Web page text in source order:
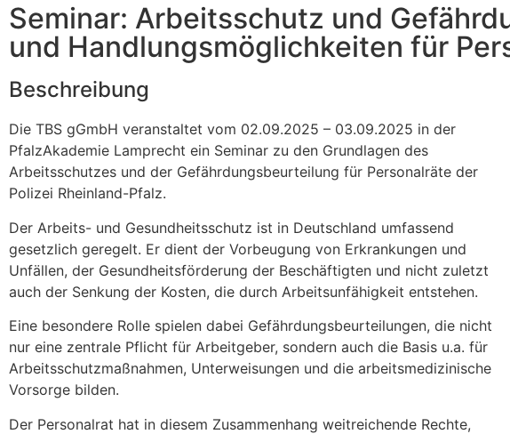
Seminar: Arbeitsschutz und
und Handlungsmöglichkeiten für
Beschreibung
Die TBS gGmbH veranstaltet vom 02.09.2025 – 03.09.2025 in der
PfalzAkademie Lamprecht ein Seminar zu den Grundlagen des
Arbeitsschutzes und der Gefährdungsbeurteilung für Personalräte der
Polizei Rheinland-Pfalz.
Der Arbeits- und Gesundheitsschutz ist in Deutschland umfassend
gesetzlich geregelt. Er dient der Vorbeugung von Erkrankungen und
Unfällen, der Gesundheitsförderung der Beschäftigten und nicht zuletzt
auch der Senkung der Kosten, die durch Arbeitsunfähigkeit entstehen.
Eine besondere Rolle spielen dabei Gefährdungsbeurteilungen, die nicht
nur eine zentrale Pflicht für Arbeitgeber, sondern auch die Basis u.a. für
Arbeitsschutzmaßnahmen, Unterweisungen und die arbeitsmedizinische
Vorsorge bilden.
Der Personalrat hat in diesem Zusammenhang weitreichende Rechte,